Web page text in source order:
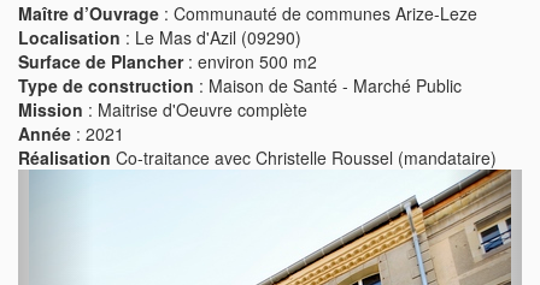
Maître d’Ouvrage : Communauté de communes Arize-Leze
Localisation : Le Mas d'Azil (09290)
Surface de Plancher: environ 500 m2
Type de construction : Maison de Santé - Marché Public
Mission : Maitrise d'Oeuvre complète
Année : 2021
Réalisation Co-traitance avec Christelle Roussel (mandataire)
Next